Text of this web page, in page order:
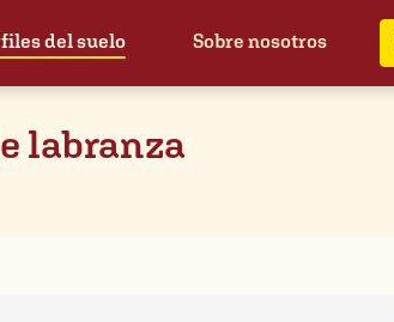
del suelo Sobre nosotros
labranza